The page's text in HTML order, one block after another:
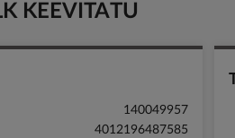
KEEVITATU
140049957
4012196487585